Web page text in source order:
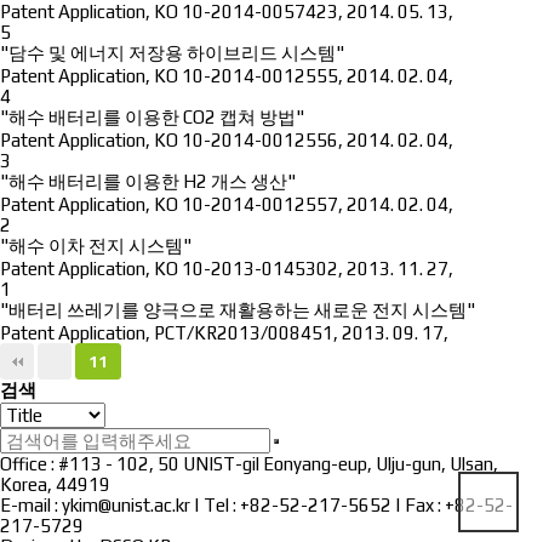
Patent Application, KO 10-2014-0057423, 2014. 05. 13,
5
"담수 및 에너지 저장용 하이브리드 시스템"
Patent Application, KO 10-2014-0012555, 2014. 02. 04,
4
"해수 배터리를 이용한 CO2 캡쳐 방법"
Patent Application, KO 10-2014-0012556, 2014. 02. 04,
3
"해수 배터리를 이용한 H2 개스 생산"
Patent Application, KO 10-2014-0012557, 2014. 02. 04,
2
"해수 이차 전지 시스템"
Patent Application, KO 10-2013-0145302, 2013. 11. 27,
1
"배터리 쓰레기를 양극으로 재활용하는 새로운 전지 시스템"
Patent Application, PCT/KR2013/008451, 2013. 09. 17,
11
검색
Office : #113 - 102, 50 UNIST-gil Eonyang-eup, Ulju-gun, Ulsan,
Korea, 44919
E-mail : ykim@unist.ac.kr | Tel : +82-52-217-5652 | Fax : +82-52-
217-5729